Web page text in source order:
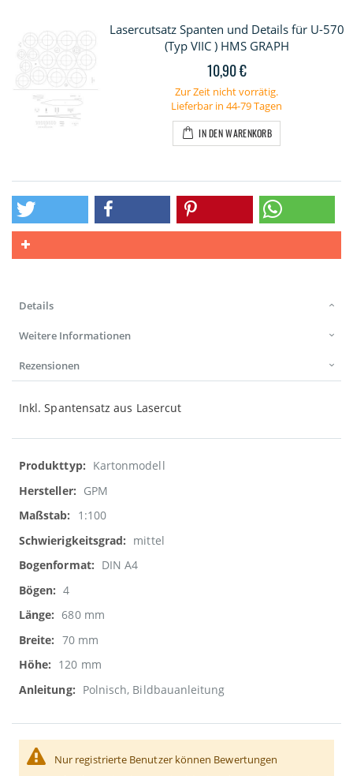
Lasercutsatz Spanten und Details für U-570
(Typ VIIC ) HMS GRAPH
10,90 €
Zur Zeit nicht vorrätig.
Lieferbar in 44-79 Tagen
IN DEN WARENKORB
Details
Weitere Informationen
Rezensionen
Inkl. Spantensatz aus Lasercut
Weitere
Informationen
Kartonmodell
GPM
1:100
mittel
DIN A4
4
680 mm
70 mm
120 mm
Polnisch, Bildbauanleitung
Nur registrierte Benutzer können Bewertungen